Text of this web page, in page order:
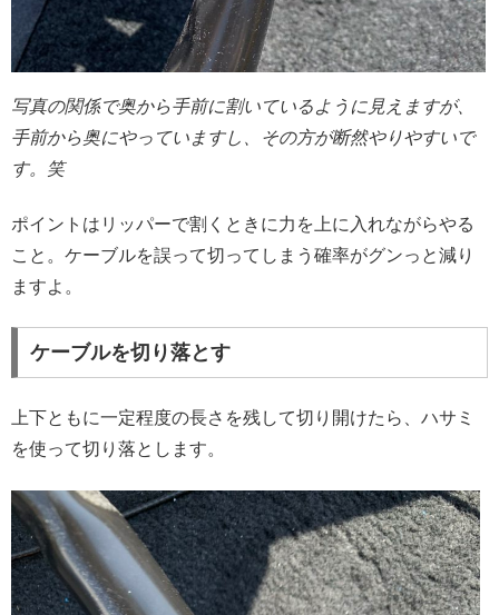
写真の関係で奥から手前に割いているように見えますが、
手前から奥にやっていますし、その方が断然やりやすいで
す。笑
ポイントはリッパーで割くときに力を上に入れながらやる
こと。ケーブルを誤って切ってしまう確率がグンっと減り
ますよ。
ケーブルを切り落とす
上下ともに一定程度の長さを残して切り開けたら、ハサミ
を使って切り落とします。